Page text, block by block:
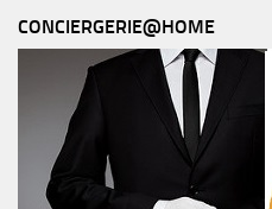
CONCIERGERIE@HOME